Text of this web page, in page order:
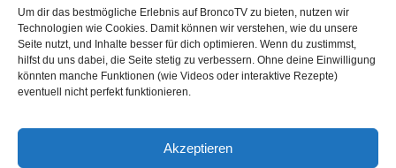
Um dir das bestmögliche Erlebnis auf BroncoTV zu bieten, nutzen wir
Technologien wie Cookies. Damit können wir verstehen, wie du unsere
Seite nutzt, und Inhalte besser für dich optimieren. Wenn du zustimmst,
hilfst du uns dabei, die Seite stetig zu verbessern. Ohne deine Einwilligung
könnten manche Funktionen (wie Videos oder interaktive Rezepte)
eventuell nicht perfekt funktionieren.
Akzeptieren
Datenschutz-Haftung
Cookie-Richtlinie (EU)
Barrierefreiheit